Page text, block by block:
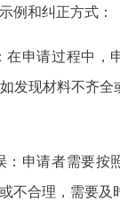
例和纠正方式：
申请过程中，
发现材料不齐
申请者需要按
不合理，需要及